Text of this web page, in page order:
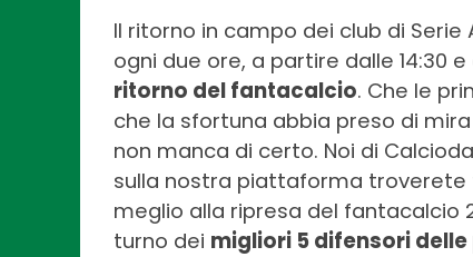
Il ritorno in campo dei club di
ogni due ore, a partire dalle 14:30
ritorno del fantacalcio. Che le
che la sfortuna abbia preso di
non manca di certo. Noi di
sulla nostra piattaforma troverete
meglio alla ripresa del fantacalcio
turno dei migliori 5 difensori